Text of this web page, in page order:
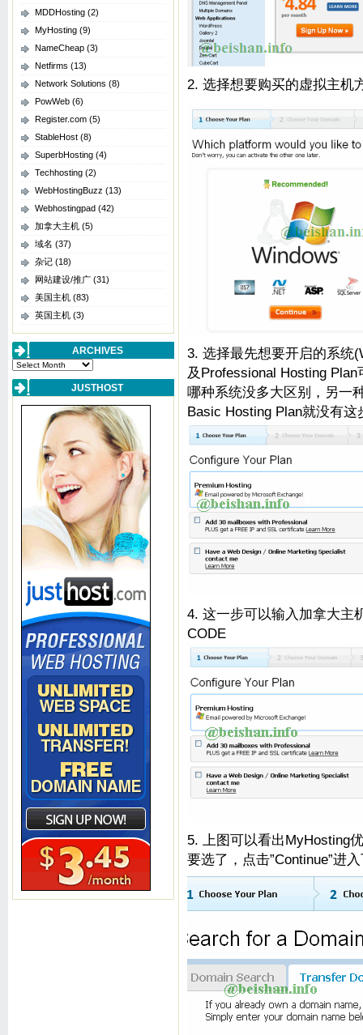
MDDHosting (2)
MyHosting (9)
NameCheap (3)
Netfirms (13)
Network Solutions (8)
PowWeb (6)
Register.com (5)
StableHost (8)
SuperbHosting (4)
Techhosting (2)
WebHostingBuzz (13)
Webhostingpad (42)
加拿大主机 (5)
域名 (37)
杂记 (18)
网站建设/推广 (31)
美国主机 (83)
英国主机 (3)
ARCHIVES
Archives
JUSTHOST
2. 选择想要购买的虚拟主机
3. 选择最先想要开启的系统
及Professional Hosting
哪种系统没多大区别，另一
Basic Hosting Plan就没有
4. 这一步可以输入加拿大主
CODE
5. 上图可以看出MyHosting
要选了，点击”Continue”进